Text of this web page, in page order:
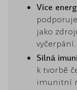
Více
jako
vyčerpání.
Silná
k tvorbě
imunitní